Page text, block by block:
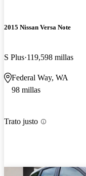
2015 Nissan Versa Note
S Plus 119,598 millas
Federal Way, WA
98 millas
Trato justo